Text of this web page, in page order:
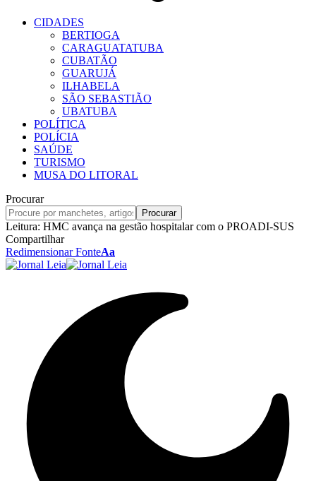
CIDADES
BERTIOGA
CARAGUATATUBA
CUBATÃO
GUARUJÁ
ILHABELA
SÃO SEBASTIÃO
UBATUBA
POLÍTICA
POLÍCIA
SAÚDE
TURISMO
MUSA DO LITORAL
Procurar
Leitura: HMC avança na gestão hospitalar com o PROADI-SUS
Compartilhar
Redimensionar FonteAa